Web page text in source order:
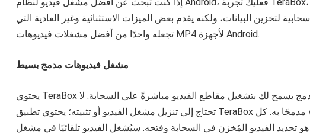
لتخزين البيانات، ولكنه يقدم بعض الميزات الاستثنائية وغير العادية التي
تجعله واحدًا من أفضل مشغلات فيديوهات MP4 لأجهزة Android.
مشغل فيديوهات مدمج بسيط
يحتوي TeraBox على فيديو مدمج يسمح لك بتشغيل مقاطع الفيديو مباشرةً على السحابة. لا
تحتاج إلى تنزيل مشغل الفيديو أو تثبيته؛ يحتوي تطبيق TeraBox على كل شيء مدمجًا به. كل
تحديد الفيديو المُخزن في السحابة وفتحه. سيُشغل الفيديو تلقائيًا في مشغل